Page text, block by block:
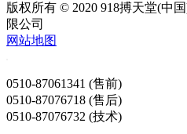
版权所有 © 2020 918搏天堂(中
限公司
网站地图
0510-87061341 (售前)
0510-87076718 (售后)
0510-87076732 (技术)